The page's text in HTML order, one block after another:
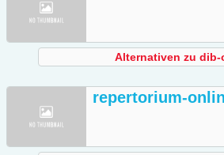
Alternativen zu
repertorium-